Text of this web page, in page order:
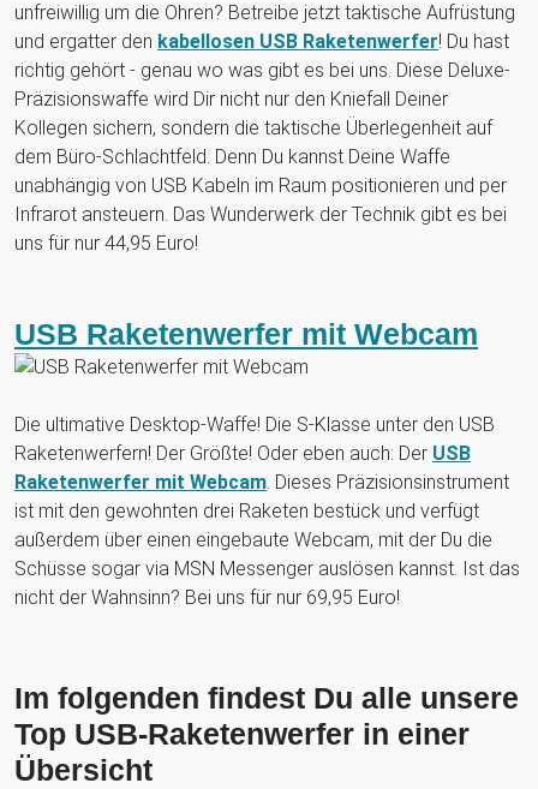
unfreiwillig um die Ohren? Betreibe jetzt taktische Aufrüstung
und ergatter den kabellosen USB Raketenwerfer! Du hast
richtig gehört - genau wo was gibt es bei uns. Diese Deluxe-
Präzisionswaffe wird Dir nicht nur den Kniefall Deiner
Kollegen sichern, sondern die taktische Überlegenheit auf
dem Büro-Schlachtfeld. Denn Du kannst Deine Waffe
unabhängig von USB Kabeln im Raum positionieren und per
Infrarot ansteuern. Das Wunderwerk der Technik gibt es bei
uns für nur 44,95 Euro!
USB Raketenwerfer mit Webcam
Die ultimative Desktop-Waffe! Die S-Klasse unter den USB
Raketenwerfern! Der Größte! Oder eben auch: Der USB
Raketenwerfer mit Webcam. Dieses Präzisionsinstrument
ist mit den gewohnten drei Raketen bestück und verfügt
außerdem über einen eingebaute Webcam, mit der Du die
Schüsse sogar via MSN Messenger auslösen kannst. Ist das
nicht der Wahnsinn? Bei uns für nur 69,95 Euro!
Im folgenden findest Du alle unsere
Top USB-Raketenwerfer in einer
Übersicht